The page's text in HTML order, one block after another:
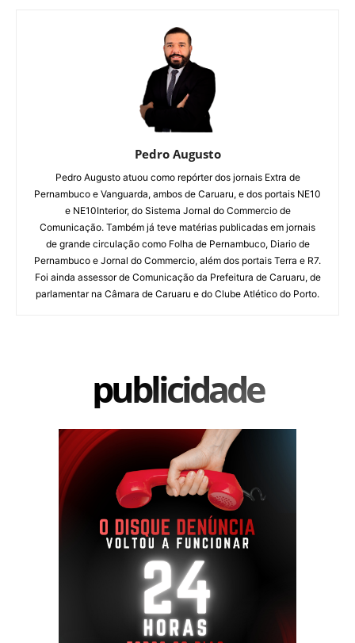
Pedro Augusto
Pedro Augusto atuou como repórter dos jornais Extra de
Pernambuco e Vanguarda, ambos de Caruaru, e dos portais NE10
e NE10Interior, do Sistema Jornal do Commercio de
Comunicação. Também já teve matérias publicadas em jornais
de grande circulação como Folha de Pernambuco, Diario de
Pernambuco e Jornal do Commercio, além dos portais Terra e R7.
Foi ainda assessor de Comunicação da Prefeitura de Caruaru, de
parlamentar na Câmara de Caruaru e do Clube Atlético do Porto.
publicidade